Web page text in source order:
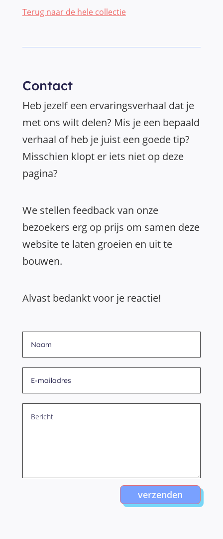
Terug naar de hele collectie
Contact
Heb jezelf een ervaringsverhaal dat je
met ons wilt delen? Mis je een bepaald
verhaal of heb je juist een goede tip?
Misschien klopt er iets niet op deze
pagina?
We stellen feedback van onze
bezoekers erg op prijs om samen deze
website te laten groeien en uit te
bouwen.
Alvast bedankt voor je reactie!
verzenden